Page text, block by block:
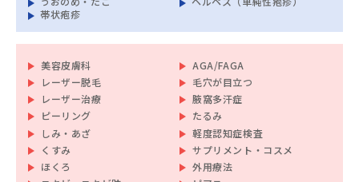
帯状疱疹
美容皮膚科
AGA/FAGA
レーザー脱毛
毛穴が目立つ
レーザー治療
腋窩多汗症
ピーリング
たるみ
しみ・あざ
軽度認知症検査
くすみ
サプリメント・コスメ
ほくろ
外用療法